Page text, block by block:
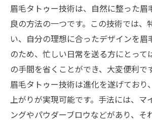
眉毛タトゥー技術は、自然に整った眉
良の方法の一つです。この技術では、
い、自分の理想に合ったデザインを眉
のため、忙しい日常を送る方にとって
の手間を省くことができ、大変便利で
眉毛タトゥー技術は進化を遂げており
上がりが実現可能です。手法には、マ
ングやパウダーブロウなどがあり、そ